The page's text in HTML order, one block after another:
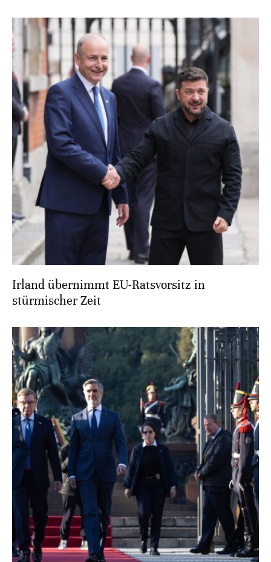
Irland übernimmt EU-Ratsvorsitz in
stürmischer Zeit